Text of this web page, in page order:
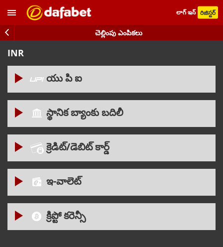
లాగ్ ఇన్ రిజిస్టర్
చెల్లింపు ఎంపికలు
INR
యు పి ఐ
కనిష్ 500 INR
గరిష్ 100,000 INR
స్థానిక బ్యాంకు బదిలీ
కనిష్ 500 INR
గరిష్ 300,000 INR
క్రెడిట్/డెబిట్ కార్డ్
కనిష్ 500 INR
గరిష్ 100,000 INR
ఇ-వాలెట్
కనిష్ 500 INR
క్రిప్టో కరెన్సీ